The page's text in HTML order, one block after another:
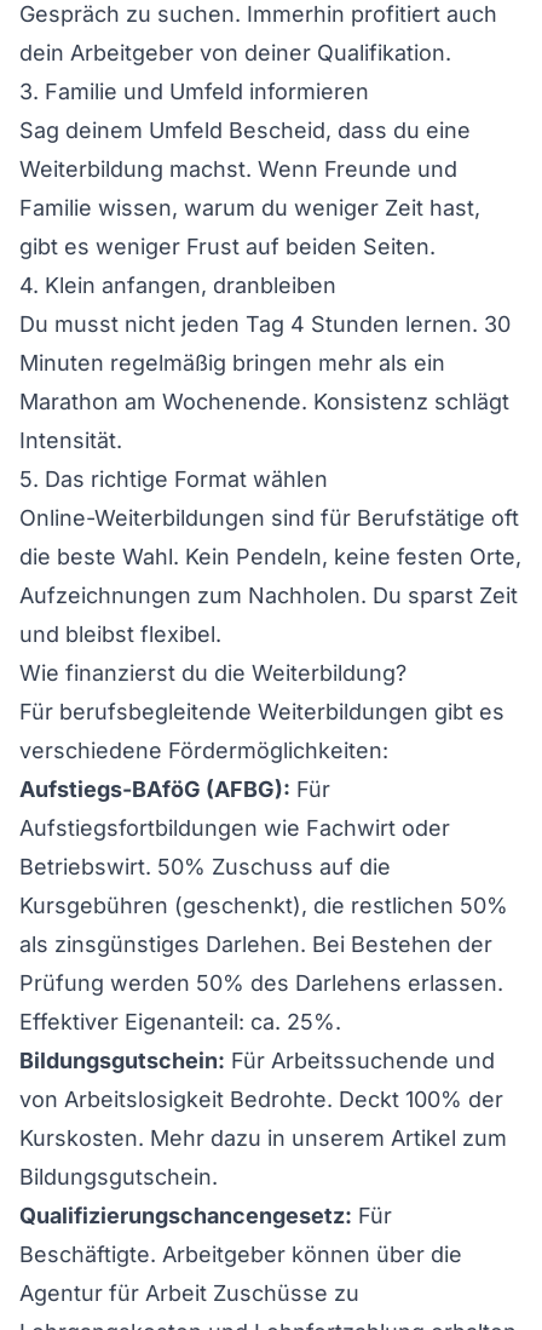
Gespräch zu suchen. Immerhin profitiert auch
dein Arbeitgeber von deiner Qualifikation.
3. Familie und Umfeld informieren
Sag deinem Umfeld Bescheid, dass du eine
Weiterbildung machst. Wenn Freunde und
Familie wissen, warum du weniger Zeit hast,
gibt es weniger Frust auf beiden Seiten.
4. Klein anfangen, dranbleiben
Du musst nicht jeden Tag 4 Stunden lernen. 30
Minuten regelmäßig bringen mehr als ein
Marathon am Wochenende. Konsistenz schlägt
Intensität.
5. Das richtige Format wählen
Online-Weiterbildungen sind für Berufstätige oft
die beste Wahl. Kein Pendeln, keine festen Orte,
Aufzeichnungen zum Nachholen. Du sparst Zeit
und bleibst flexibel.
Wie finanzierst du die Weiterbildung?
Für berufsbegleitende Weiterbildungen gibt es
verschiedene Fördermöglichkeiten:
Aufstiegs-BAföG (AFBG): Für
Aufstiegsfortbildungen wie Fachwirt oder
Betriebswirt. 50% Zuschuss auf die
Kursgebühren (geschenkt), die restlichen 50%
als zinsgünstiges Darlehen. Bei Bestehen der
Prüfung werden 50% des Darlehens erlassen.
Effektiver Eigenanteil: ca. 25%.
Bildungsgutschein: Für Arbeitssuchende und
von Arbeitslosigkeit Bedrohte. Deckt 100% der
Kurskosten. Mehr dazu in unserem Artikel zum
Bildungsgutschein.
Qualifizierungschancengesetz: Für
Beschäftigte. Arbeitgeber können über die
Agentur für Arbeit Zuschüsse zu